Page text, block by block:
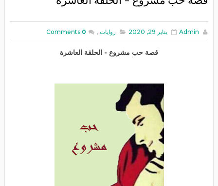
Admin يناير 29, 2020 روايات ,
0
Comments
قصة حب مشروع - الحلقة العاشرة